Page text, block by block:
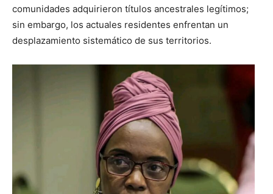
comunidades adquirieron títulos ancestrales legítimos;
sin embargo, los actuales residentes enfrentan un
desplazamiento sistemático de sus territorios.